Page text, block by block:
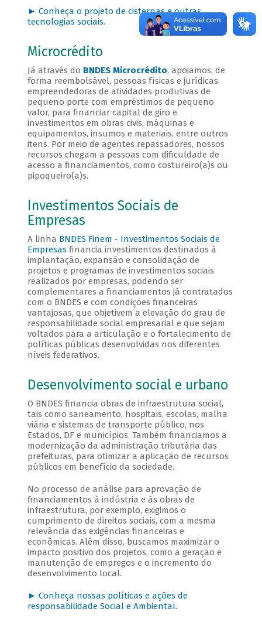
► Conheça o projeto de cisternas e outras
tecnologias sociais.
Microcrédito
Já através do BNDES Microcrédito, apoiamos, de
forma reembolsável, pessoas físicas e jurídicas
empreendedoras de atividades produtivas de
pequeno porte com empréstimos de pequeno
valor, para financiar capital de giro e
investimentos em obras civis, máquinas e
equipamentos, insumos e materiais, entre outros
itens. Por meio de agentes repassadores, nossos
recursos chegam a pessoas com dificuldade de
acesso a financiamentos, como costureiro(a)s ou
pipoqueiro(a)s.
Investimentos Sociais de
Empresas
A linha BNDES Finem - Investimentos Sociais de
Empresas financia investimentos destinados à
implantação, expansão e consolidação de
projetos e programas de investimentos sociais
realizados por empresas, podendo ser
complementares a financiamentos já contratados
com o BNDES e com condições financeiras
vantajosas, que objetivem a elevação do grau de
responsabilidade social empresarial e que sejam
voltados para a articulação e o fortalecimento de
políticas públicas desenvolvidas nos diferentes
níveis federativos.
Desenvolvimento social e urbano
O BNDES financia obras de infraestrutura social,
tais como saneamento, hospitais, escolas, malha
viária e sistemas de transporte público, nos
Estados, DF e municípios. Também financiamos a
modernização da administração tributária das
prefeituras, para otimizar a aplicação de recursos
públicos em benefício da sociedade.
No processo de análise para aprovação de
financiamentos à indústria e às obras de
infraestrutura, por exemplo, exigimos o
cumprimento de direitos sociais, com a mesma
relevância das exigências financeiras e
econômicas. Além disso, buscamos maximizar o
impacto positivo dos projetos, como a geração e
manutenção de empregos e o incremento do
desenvolvimento local.
► Conheça nossas políticas e ações de
responsabilidade Social e Ambiental.